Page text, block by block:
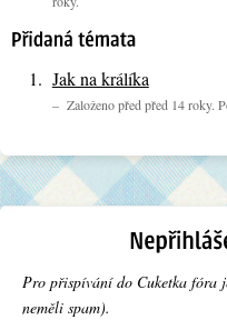
Jak na králíka
– Založeno před před 14 roky.
Pro přispívání do Cuketka fóra
neměli spam).